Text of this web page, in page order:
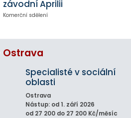
závodní Aprilii
Komerční sdělení
Ostrava
Specialisté v sociální
oblasti
Ostrava
Nástup: od 1. září 2026
od 27 200 do 27 200 Kč/měsíc